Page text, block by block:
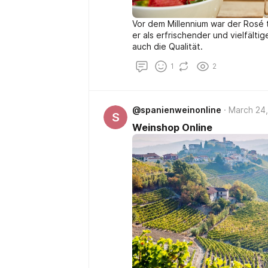
Vor dem Millennium war der
er als erfrischender und
auch die Qualität.
1 2
S
@spanienweinonline March
Weinshop Online